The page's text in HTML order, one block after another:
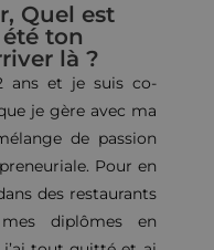
Quel est
ton
là ?
ans et je suis co-
je gère avec ma
de passion
Pour en
des restaurants
diplômes en